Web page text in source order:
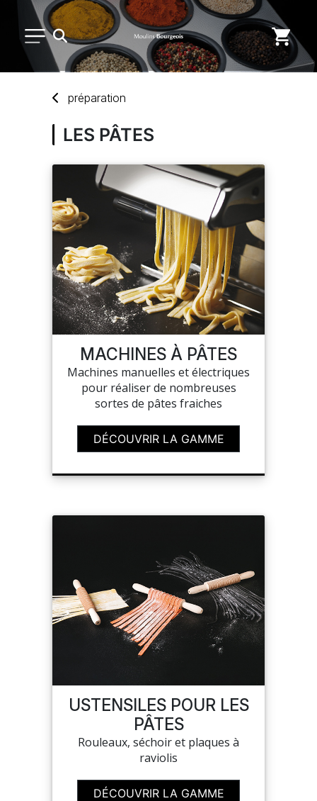
USAGE UNIQUE
DISTRIBUTION DE REPAS
MARQUES
NOUVEAUTÉS
MON COMPTE
MES LISTES
MA COMMANDE
préparation
LES PÂTES
MACHINES À PÂTES
Machines manuelles et électriques
pour réaliser de nombreuses
sortes de pâtes fraiches
DÉCOUVRIR LA GAMME
USTENSILES POUR LES
PÂTES
Rouleaux, séchoir et plaques à
raviolis
DÉCOUVRIR LA GAMME